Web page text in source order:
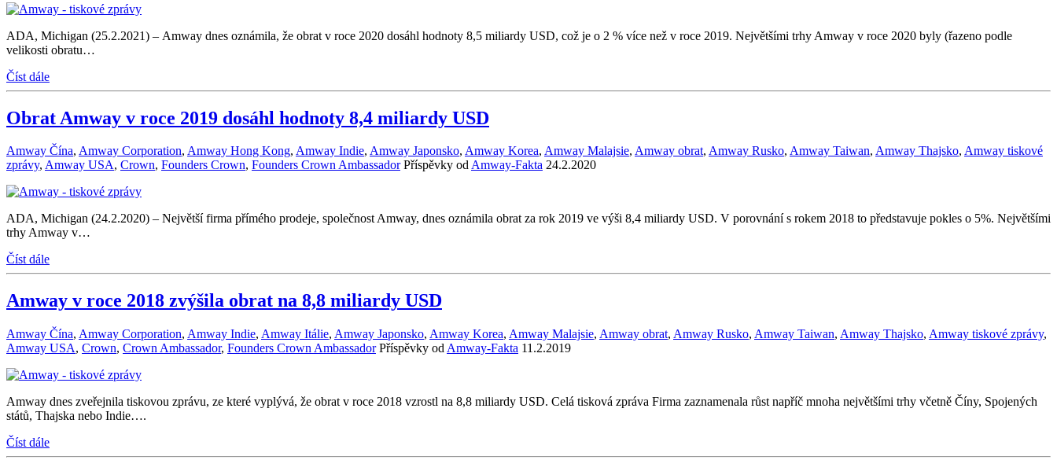
ADA, Michigan (25.2.2021) – Amway dnes oznámila, že obrat v roce 2020 dosáhl hodnoty 8,5 miliardy USD, což je o 2 % více než v roce 2019. Největšími trhy Amway v roce 2020 byly (řazeno podle
velikosti obratu…
Číst dále
Obrat Amway v roce 2019 dosáhl hodnoty 8,4 miliardy USD
Amway Čína, Amway Corporation, Amway Hong Kong, Amway Indie, Amway Japonsko, Amway Korea, Amway Malajsie, Amway obrat, Amway Rusko, Amway Taiwan, Amway Thajsko, Amway tiskové
zprávy, Amway USA, Crown, Founders Crown, Founders Crown Ambassador Příspěvky odAmway-Fakta 24.2.2020
ADA, Michigan (24.2.2020) – Největší firma přímého prodeje, společnost Amway, dnes oznámila obrat za rok 2019 ve výši 8,4 miliardy USD. V porovnání s rokem 2018 to představuje pokles o 5%. Největšími
trhy Amway v…
Číst dále
Amway v roce 2018 zvýšila obrat na 8,8 miliardy USD
Amway Čína, Amway Corporation, Amway Indie, Amway Itálie, Amway Japonsko, Amway Korea, Amway Malajsie, Amway obrat, Amway Rusko, Amway Taiwan, Amway Thajsko, Amway tiskové zprávy,
Amway USA, Crown, Crown Ambassador, Founders Crown Ambassador Příspěvky od Amway-Fakta 11.2.2019
Amway dnes zveřejnila tiskovou zprávu, ze které vyplývá, že obrat v roce 2018 vzrostl na 8,8 miliardy USD. Celá tisková zpráva Firma zaznamenala růst napříč mnoha největšími trhy včetně Číny, Spojených
států, Thajska nebo Indie….
Číst dále